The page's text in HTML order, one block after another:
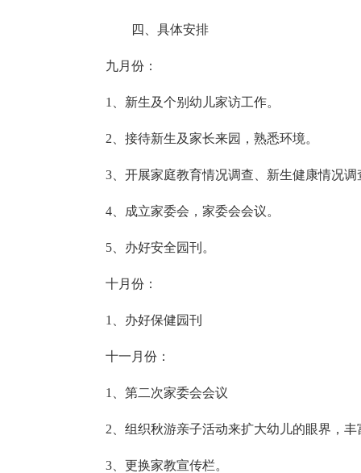
四、具体安排
九月份：
1、新生及个别幼儿家访工作。
2、接待新生及家长来园，熟悉环境。
3、开展家庭教育情况调查、新生健康情况调
4、成立家委会，家委会会议。
5、办好安全园刊。
十月份：
1、办好保健园刊
十一月份：
1、第二次家委会会议
2、组织秋游亲子活动来扩大幼儿的眼界，
3、更换家教宣传栏。